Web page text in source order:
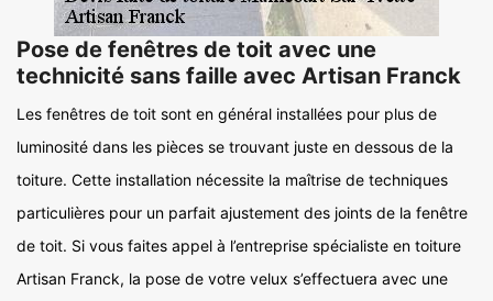
Pose de fenêtres de toit avec une
technicité sans faille avec Artisan Franck
Les fenêtres de toit sont en général installées pour plus de
luminosité dans les pièces se trouvant juste en dessous de la
toiture. Cette installation nécessite la maîtrise de techniques
particulières pour un parfait ajustement des joints de la fenêtre
de toit. Si vous faites appel à l’entreprise spécialiste en toiture
Artisan Franck, la pose de votre velux s’effectuera avec une